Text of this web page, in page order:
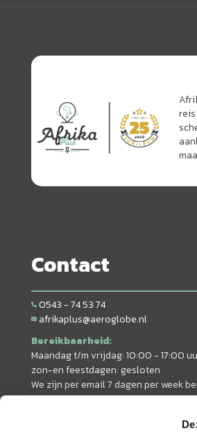
Contact
0543 - 74 53 74
afrikaplus@aeroglobe.nl
Bereikbaarheid:
Maandag t/m vrijdag: 10:00 - 17:00
zon-en feestdagen: gesloten
We zijn per email 7 dagen per week